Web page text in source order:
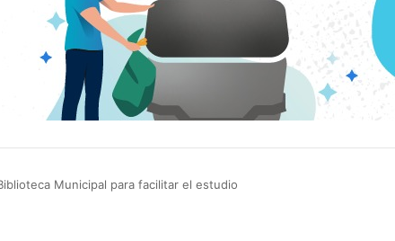
Municipal para facilitar el estudio